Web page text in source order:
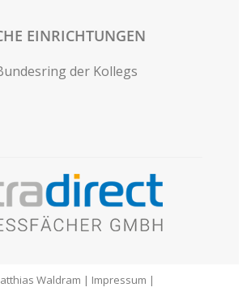
EINRICHTUNGEN
der Kollegs
Waldram | Impressum |